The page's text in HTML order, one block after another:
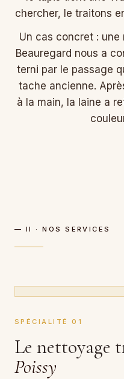
chercher, le traitons
Un cas concret :
Beauregard nous a
terni par le passage
tache ancienne.
à la main, la laine a
— II · NOS SERVICES
SPÉCIALITÉ 01
Le nettoyage
Poissy